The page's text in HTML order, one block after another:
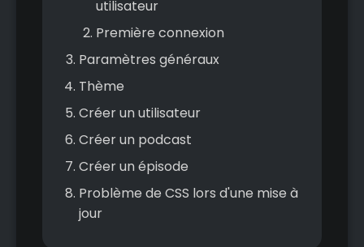
utilisateur
Première connexion
Paramètres généraux
Thème
Créer un utilisateur
Créer un podcast
Créer un épisode
Problème de CSS lors d'une mise à
jour